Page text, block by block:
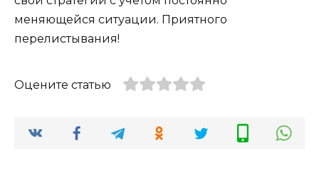
меняющейся ситуации. Приятного
перелистывания!
Оцените статью